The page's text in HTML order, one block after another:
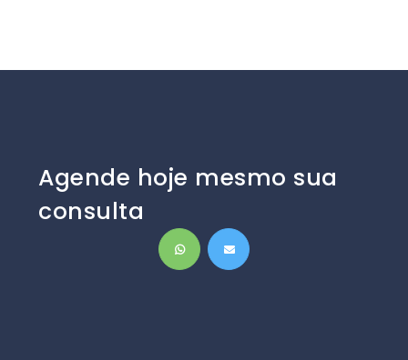
Agende hoje mesmo sua
consulta